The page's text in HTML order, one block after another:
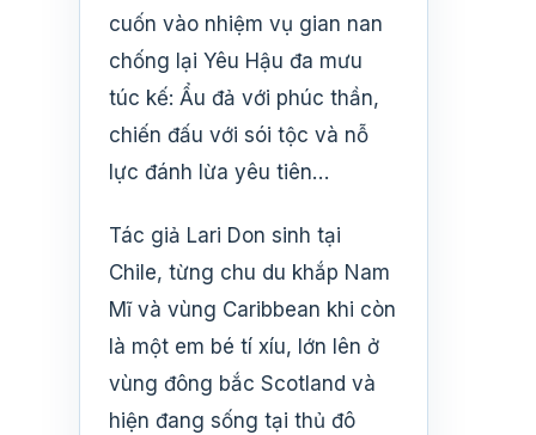
cuốn vào nhiệm vụ gian nan
chống lại Yêu Hậu đa mưu
túc kế: Ẩu đả với phúc thần,
chiến đấu với sói tộc và nỗ
lực đánh lừa yêu tiên…
Tác giả Lari Don sinh tại
Chile, từng chu du khắp Nam
Mĩ và vùng Caribbean khi còn
là một em bé tí xíu, lớn lên ở
vùng đông bắc Scotland và
hiện đang sống tại thủ đô